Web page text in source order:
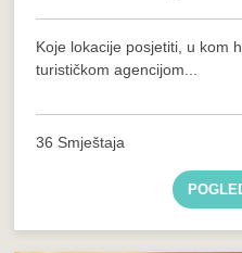
Koje lokacije posjetiti, u kom
turističkom agencijom...
36 Smještaja